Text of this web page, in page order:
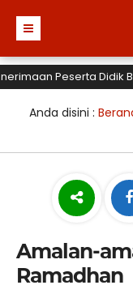
Peserta Didik Baru
Anda disini :
Amalan-
Ramadhan